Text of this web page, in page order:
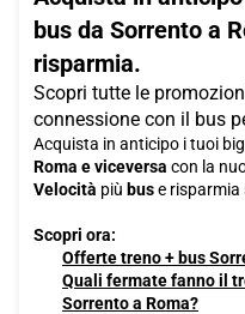
bus da Sorrento a
risparmia.
Scopri tutte le
connessione con il bus
Acquista in anticipo i tuoi
Roma e viceversa con la
Velocità più buse risparmia
Scopri ora:
Offerte treno + bus
Quali fermate fanno il
Sorrento a Roma?